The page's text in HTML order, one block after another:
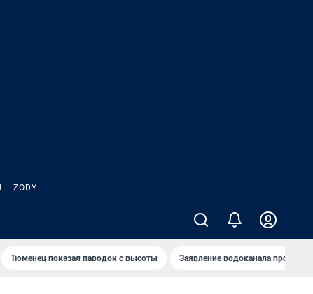
ZODY
Тюменец показал паводок с высоты Заявление водоканала про